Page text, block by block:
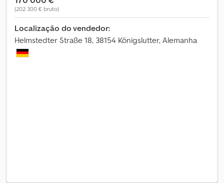
(202 300 € bruto)
Localização do vendedor:
Helmstedter Straße 18, 38154 Königslutter, Alemanha